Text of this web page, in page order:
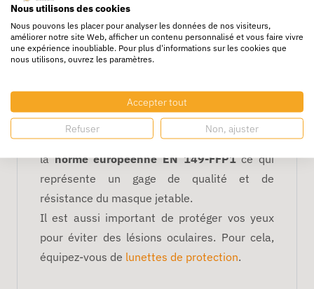
est interdit d’échanger les masques avec
d’autres personnes au risque de développer
les microbes. Le masque jetable ffp1 a donc
doit être jeté et non pas rangé pour une
future utilisation.
Enfin, les masques anti poussière répondent à
lanorme européenne EN 149-FFP1ce qui
représente un gage de qualité et de
résistance du masque jetable.
Il est aussi important de protéger vos yeux
pour éviter des lésions oculaires. Pour cela,
équipez-vous de lunettes de protection.
Nous utilisons des cookies
Nous pouvons les placer pour analyser les données de nos visiteurs,
améliorer notre site Web, afficher un contenu personnalisé et vous faire vivre
une expérience inoubliable. Pour plus d'informations sur les cookies que
nous utilisons, ouvrez les paramètres.
Accepter tout
Refuser Non, ajuster